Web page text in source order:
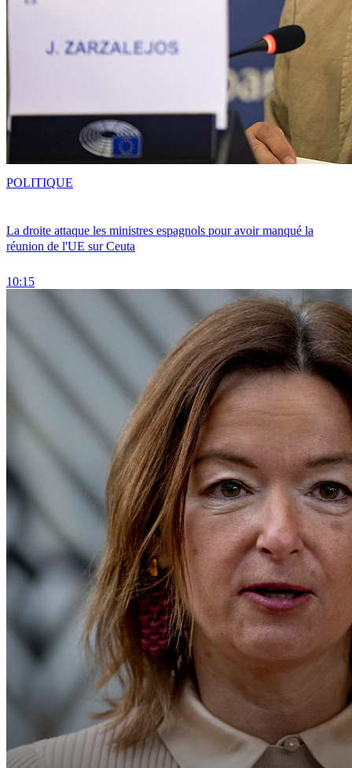
La droite attaque les ministres espagnols pour avoir manqué la
réunion de l'UE sur Ceuta
10:15
POLITIQUE